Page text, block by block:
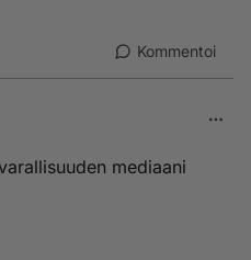
Kommentoi
mediaani